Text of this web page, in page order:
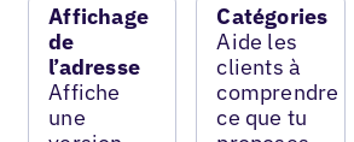
Affichage
de
l’adresse
Affiche
une
Catégories
Aide les
clients à
comprendre
ce que tu